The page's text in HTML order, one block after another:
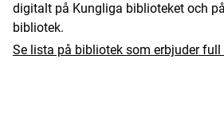
digitalt på Kungliga biblioteket och
bibliotek.
Se lista på bibliotek som erbjuder